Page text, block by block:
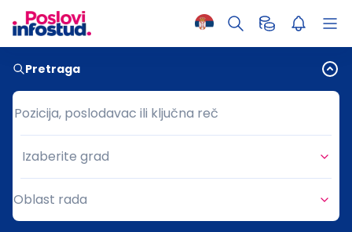
Pretraga
Pozicija, poslodavac ili ključna reč
Pozicija, poslodavac ili ključna reč
Grad
Izaberite grad
Oblast rada